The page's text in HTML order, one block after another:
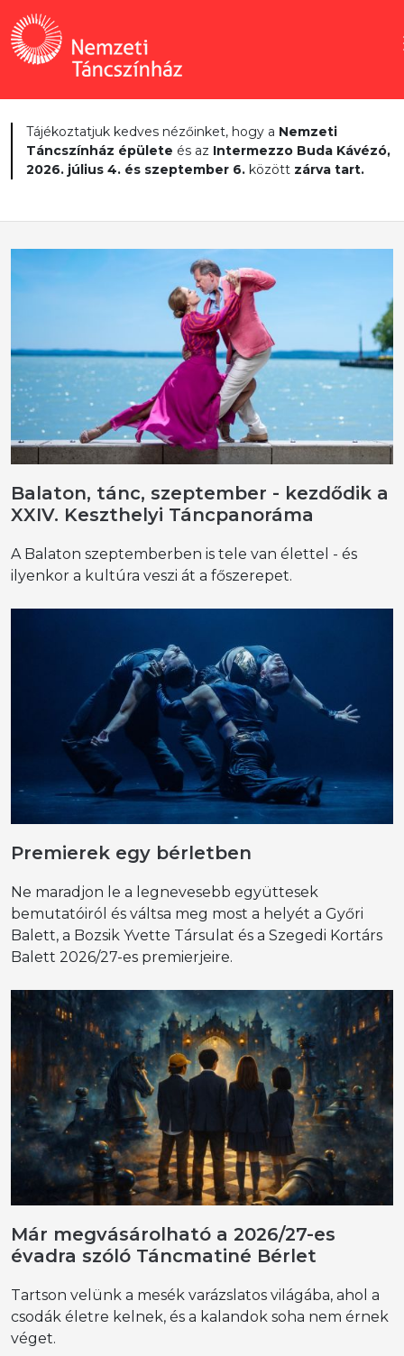
Tájékoztatjuk kedves nézőinket, hogy a Nemzeti
Táncszínház épülete és az Intermezzo Buda Kávézó,
2026. július 4. és szeptember 6. között zárva tart.
Balaton, tánc, szeptember - kezdődik a
XXIV. Keszthelyi Táncpanoráma
A Balaton szeptemberben is tele van élettel - és
ilyenkor a kultúra veszi át a főszerepet.
Premierek egy bérletben
Ne maradjon le a legnevesebb együttesek
bemutatóiról és váltsa meg most a helyét a Győri
Balett, a Bozsik Yvette Társulat és a Szegedi Kortárs
Balett 2026/27-es premierjeire.
Már megvásárolható a 2026/27-es
évadra szóló Táncmatiné Bérlet
Tartson velünk a mesék varázslatos világába, ahol a
csodák életre kelnek, és a kalandok soha nem érnek
véget.